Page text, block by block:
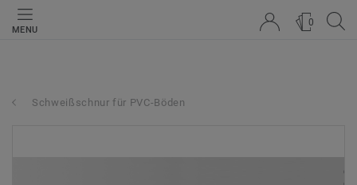
MENU
0
Schweißschnur für PVC-Böden